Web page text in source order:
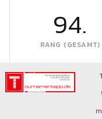
94.
RANG (GESAMT)